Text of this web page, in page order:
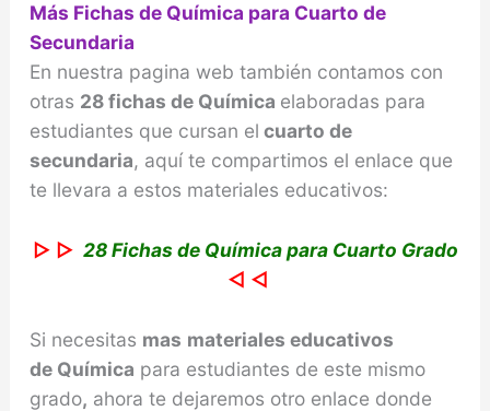
Más Fichas de Química para Cuarto de
Secundaria
En nuestra pagina web también contamos con
otras 28 fichas de Química elaboradas para
estudiantes que cursan el cuarto de
secundaria, aquí te compartimos el enlace que
te llevara a estos materiales educativos:
▷ ▷ 28 Fichas de Química para Cuarto Grado
◁ ◁
Si necesitas mas materiales educativos
de Química para estudiantes de este mismo
grado, ahora te dejaremos otro enlace donde